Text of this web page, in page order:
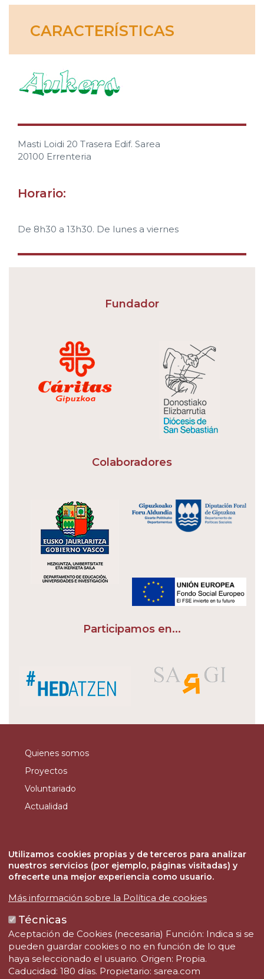
CARACTERÍSTICAS
Masti Loidi 20 Trasera Edif. Sarea
20100 Errenteria
Horario:
De 8h30 a 13h30. De lunes a viernes
Fundador
Colaboradores
Participamos en...
Quienes somos
Proyectos
Voluntariado
Actualidad
Teléfono: (+34) 943 344 333
Fax: (+34) 943 344 332
Utilizamos cookies propias y de terceros para analizar
nuestros servicios (por ejemplo, páginas visitadas) y
ofrecerte una mejor experiencia como usuario.
Más información sobre la Política de cookies
Técnicas
Aceptación de Cookies (necesaria) Función: Indica si se
pueden guardar cookies o no en función de lo que
haya seleccionado el usuario. Origen: Propia.
Caducidad: 180 días. Propietario: sarea.com